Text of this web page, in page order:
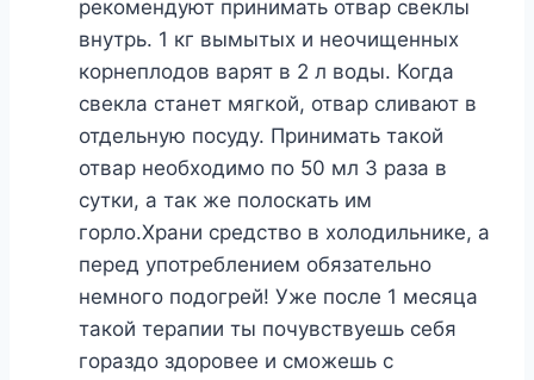
рекомендуют принимать отвар свеклы
внутрь. 1 кг вымытых и неочищенных
корнеплодов варят в 2 л воды. Когда
свекла станет мягкой, отвар сливают в
отдельную посуду. Принимать такой
отвар необходимо по 50 мл 3 раза в
сутки, а так же полоскать им
горло.Храни средство в холодильнике, а
перед употреблением обязательно
немного подогрей! Уже после 1 месяца
такой терапии ты почувствуешь себя
гораздо здоровее и сможешь с